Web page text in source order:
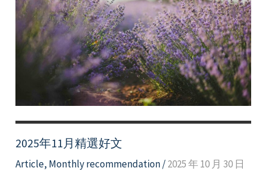
文
2025年11月精選好文
Article, Monthly recommendation/2025 年 10 月 30 日